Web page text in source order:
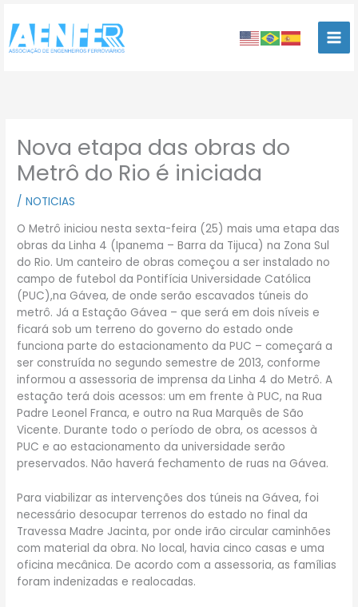
para
conteúdo
Nova etapa das obras do
Metrô do Rio é iniciada
/NOTICIAS
O Metrô iniciou nesta sexta-feira (25) mais uma etapa das
obras da Linha 4 (Ipanema – Barra da Tijuca) na Zona Sul
do Rio. Um canteiro de obras começou a ser instalado no
campo de futebol da Pontifícia Universidade Católica
(PUC),na Gávea, de onde serão escavados túneis do
metrô. Já a Estação Gávea – que será em dois níveis e
ficará sob um terreno do governo do estado onde
funciona parte do estacionamento da PUC – começará a
ser construída no segundo semestre de 2013, conforme
informou a assessoria de imprensa da Linha 4 do Metrô. A
estação terá dois acessos: um em frente à PUC, na Rua
Padre Leonel Franca, e outro na Rua Marquês de São
Vicente. Durante todo o período de obra, os acessos à
PUC e ao estacionamento da universidade serão
preservados. Não haverá fechamento de ruas na Gávea.
Para viabilizar as intervenções dos túneis na Gávea, foi
necessário desocupar terrenos do estado no final da
Travessa Madre Jacinta, por onde irão circular caminhões
com material da obra. No local, havia cinco casas e uma
oficina mecânica. De acordo com a assessoria, as famílias
foram indenizadas e realocadas.